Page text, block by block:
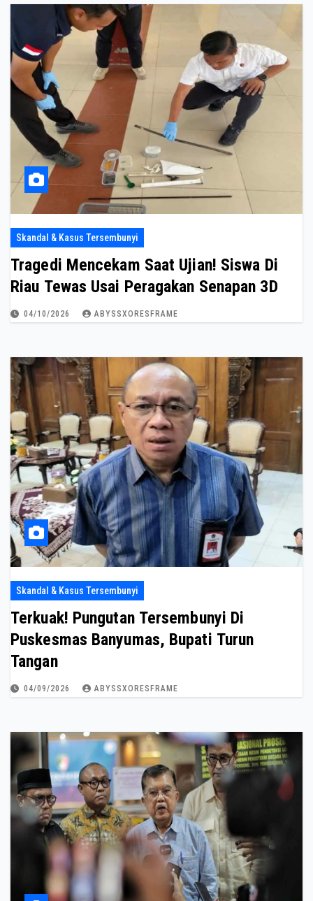
Skandal & Kasus Tersembunyi
Tragedi Mencekam Saat Ujian! Siswa Di
Riau Tewas Usai Peragakan Senapan 3D
04/10/2026 ABYSSXORESFRAME
Skandal & Kasus Tersembunyi
Terkuak! Pungutan Tersembunyi Di
Puskesmas Banyumas, Bupati Turun
Tangan
04/09/2026 ABYSSXORESFRAME